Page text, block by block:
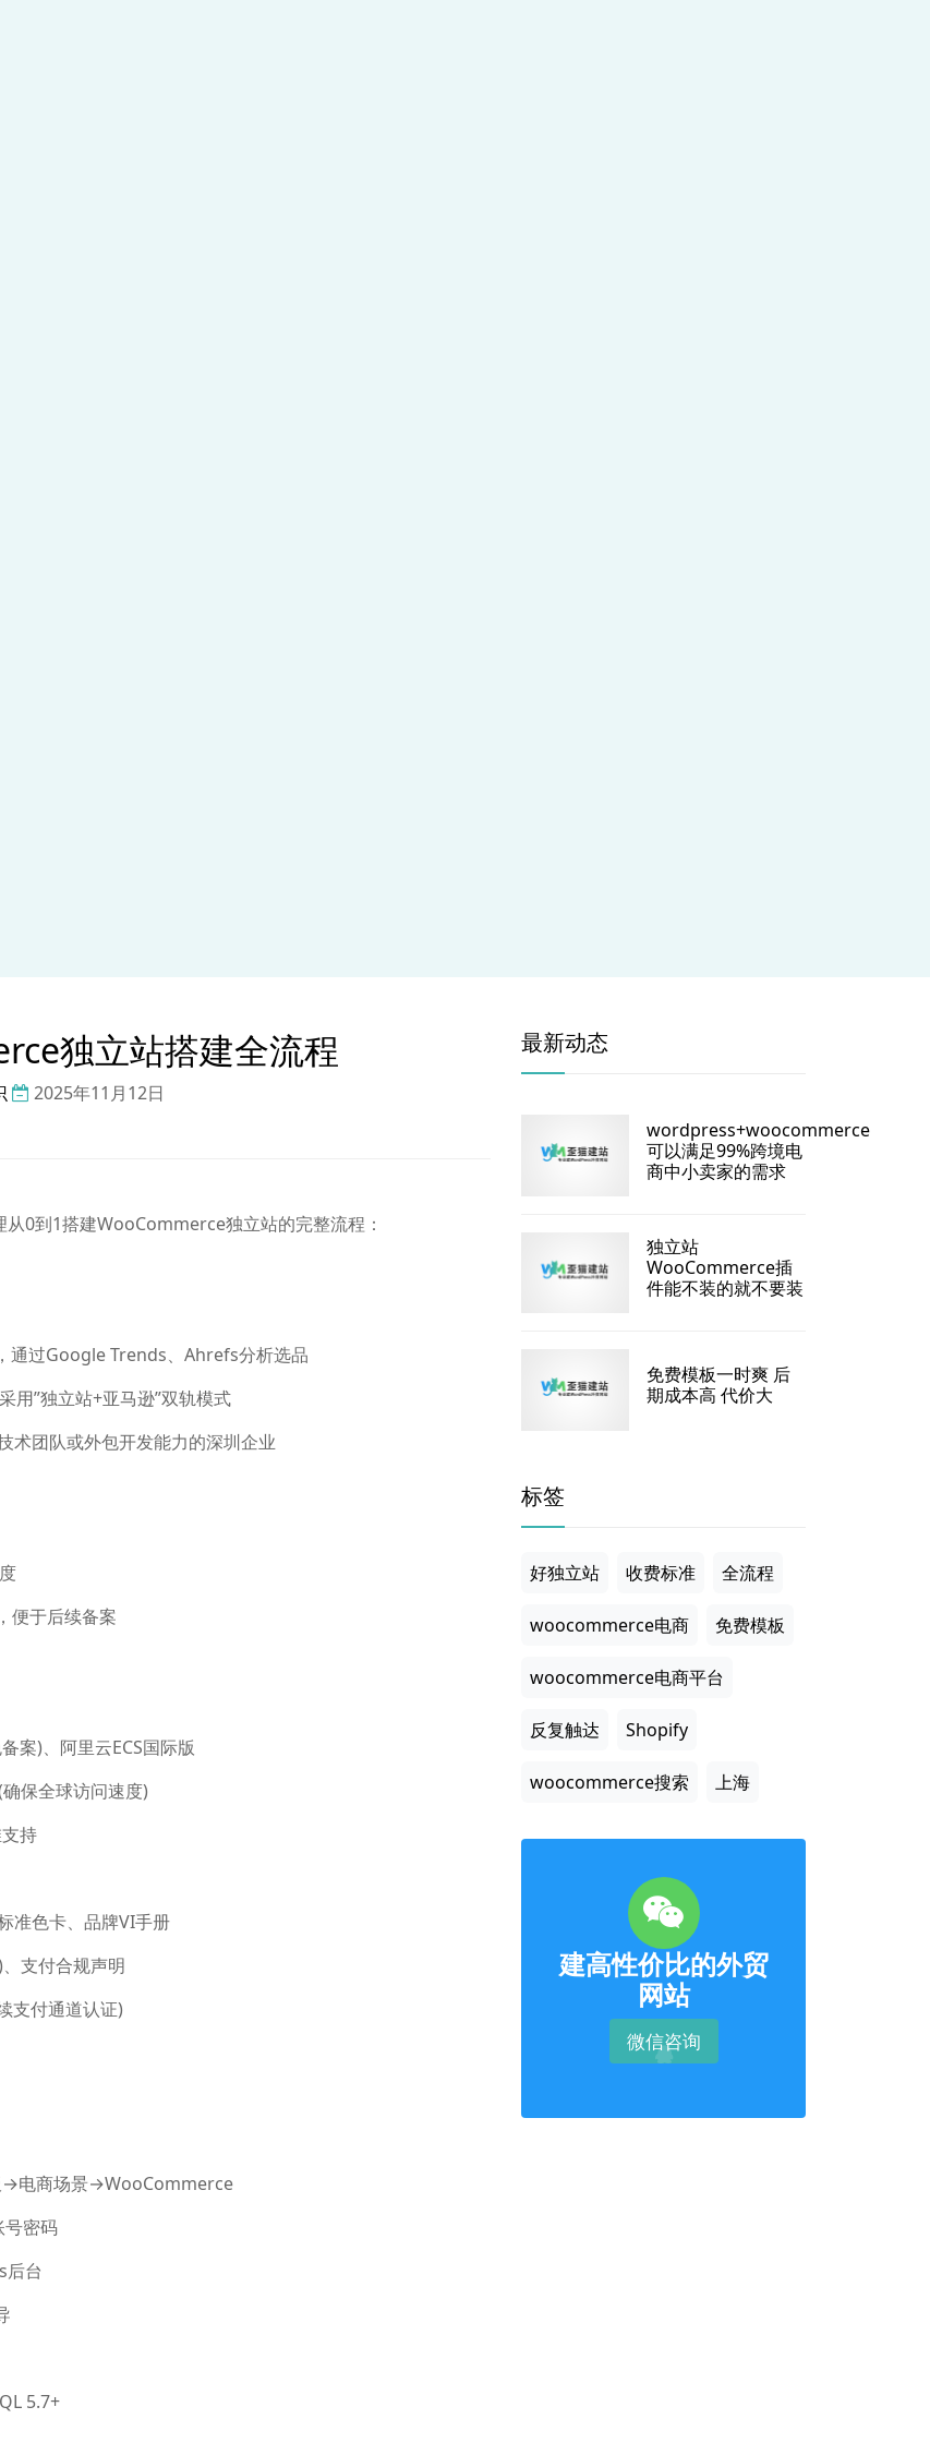
独立站搭建全流程
2025年11月12日
0到1搭建WooCommerce独立站的完整流程：
通过Google Trends、Ahrefs分析选品
用”独立站+亚马逊”双轨模式
术团队或外包开发能力的深圳企业
便于后续备案
案)、阿里云ECS国际版
保全球访问速度)
持
准色卡、品牌VI手册
支付合规声明
支付通道认证)
→电商场景→WooCommerce
密码
后台
5.7+
最新动态
wordpress+woocommerce
可以满足99%跨境电
商中小卖家的需求
独立站
WooCommerce插
件能不装的就不要装
免费模板一时爽 后
期成本高 代价大
标签
好独立站 收费标准 全流程
woocommerce电商 免费模板
woocommerce电商平台
反复触达 Shopify
woocommerce搜索 上海
建高性价比的外贸
网站
微信咨询